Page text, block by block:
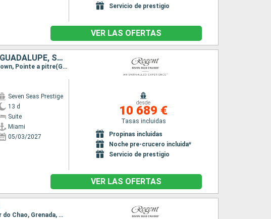
Servicio de prestigio
VER LAS OFERTAS
ESTADOS UNIDOS, DOMINICA, SANTA LUCIA, BARBADOS, GUADALUPE, SAN VINCENT Y LAS GRANADINAS
Itinerario : Miami, Charlotte Amalie, Basse-Terre, Roseau, Castries, Bridgetown, Pointe a pitre(Guadalupe), Bequia, Miami
Seven Seas Prestige
13 d
Suite
Miami
05/03/2027
desde
10 689 €
Tasas incluidas
Propinas incluidas
Noche pre-crucero incluida*
Servicio de prestigio
VER LAS OFERTAS
Itinerario : Panama city, Aruba, Port of Spain, Manaus, Boca da Valeria, Alter do Chao, Grenada, Willemstad(Curaçao), Panama city